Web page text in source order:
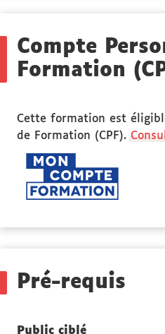
Compte
Formation
Cette formation est
de Formation (CPF).
Pré-requis
Public ciblé